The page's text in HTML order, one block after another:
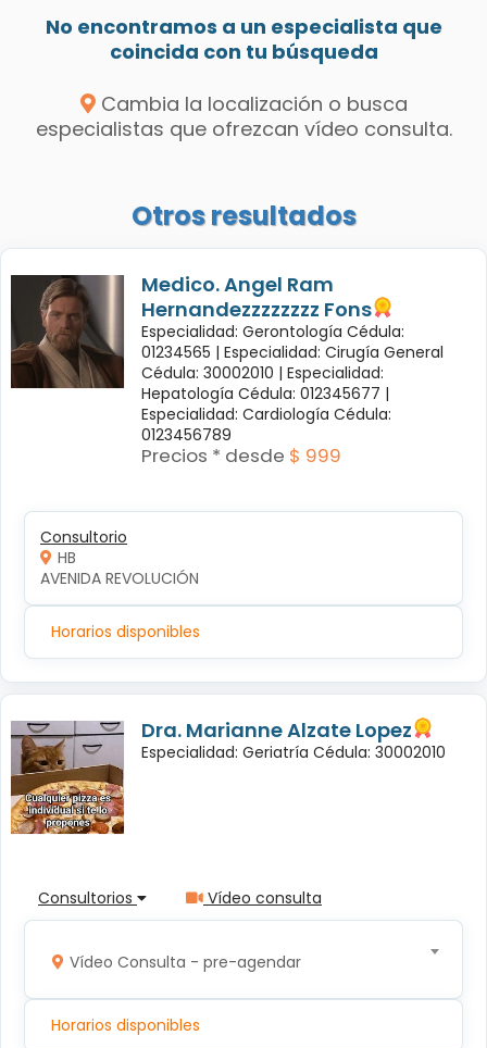
No encontramos a un especialista que
coincida con tu búsqueda
Cambia la localización o busca
especialistas que ofrezcan vídeo consulta.
Otros resultados
Medico. Angel Ram
Hernandezzzzzzzz Fons
Especialidad: Gerontología Cédula:
01234565 | Especialidad: Cirugía General
Cédula: 30002010 | Especialidad:
Hepatología Cédula: 012345677 |
Especialidad: Cardiología Cédula:
0123456789
Precios * desde $ 999
Consultorio
HB
AVENIDA REVOLUCIÓN
Horarios disponibles
Dra. Marianne Alzate Lopez
Especialidad: Geriatría Cédula: 30002010
Consultorios Vídeo consulta
Vídeo Consulta - pre-agendar
Horarios disponibles